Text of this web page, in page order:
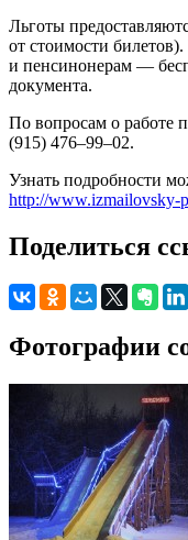
Льготы
от стоимости
и пенсинонерам —
документа.
По вопросам о работе
(915) 476–99–02.
Узнать подробности
http://www.izmailovsky-
Поделиться
Фотографии